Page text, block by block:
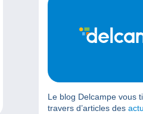
Le blog Delcampe vous
travers d’articles des